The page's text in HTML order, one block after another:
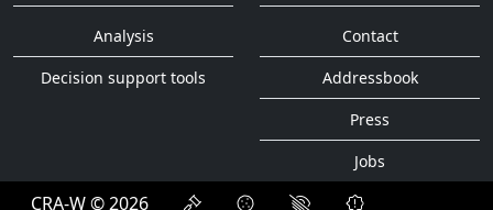
Analysis
Decision support tools
Contact
Addressbook
Press
Jobs
CRA-W © 2026